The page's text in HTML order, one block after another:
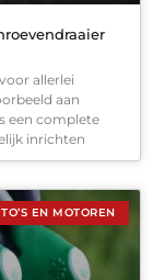
allerlei
aan
een complete
inrichten
EN MOTOREN